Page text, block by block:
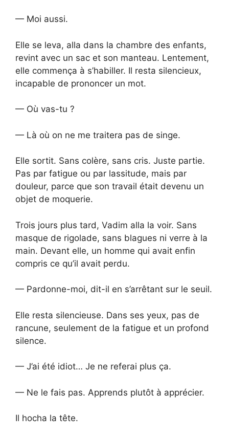
— Moi aussi.
Elle se leva, alla dans la chambre des enfants,
revint avec un sac et son manteau. Lentement,
elle commença à s’habiller. Il resta silencieux,
incapable de prononcer un mot.
— Où vas-tu ?
— Là où on ne me traitera pas de singe.
Elle sortit. Sans colère, sans cris. Juste partie.
Pas par fatigue ou par lassitude, mais par
douleur, parce que son travail était devenu un
objet de moquerie.
Trois jours plus tard, Vadim alla la voir. Sans
masque de rigolade, sans blagues ni verre à la
main. Devant elle, un homme qui avait enfin
compris ce qu’il avait perdu.
— Pardonne-moi, dit-il en s’arrêtant sur le seuil.
Elle resta silencieuse. Dans ses yeux, pas de
rancune, seulement de la fatigue et un profond
silence.
— J’ai été idiot… Je ne referai plus ça.
— Ne le fais pas. Apprends plutôt à apprécier.
Il hocha la tête.